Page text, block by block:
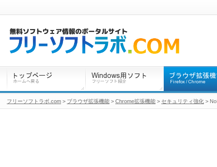
フリーソフトラボ.com > ブラウザ拡張機能 > Chrome拡張機能 > セキュリティ強化 >